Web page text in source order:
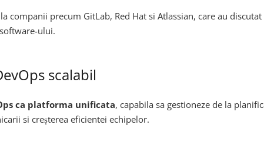
precum GitLab, Red Hat si Atlassian, care au
ului.
scalabil
ca platforma unificata, capabila sa gestioneze de la
si creșterea eficientei echipelor.